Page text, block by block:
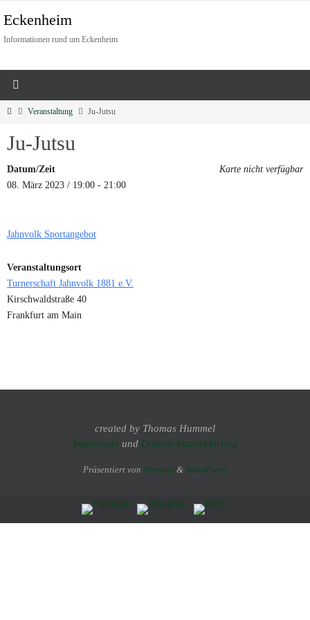
Eckenheim
Informationen rund um Eckenheim
Veranstaltung Ju-Jutsu
Ju-Jutsu
Karte nicht verfügbar
Datum/Zeit
08. März 2023 / 19:00 - 21:00
Jahnvolk Sportangebot
Veranstaltungsort
Turnerschaft Jahnvolk 1881 e.V.
Kirschwaldstraße 40
Frankfurt am Main
created by Thomas Hummel
Impressum und Datenschutzerklärung
Präsentiert von Nirvana & WordPress.